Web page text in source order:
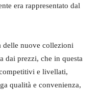
era rappresentato dal
delle nuove collezioni
dai prezzi, che in questa
e livellati,
qualità e convenienza,